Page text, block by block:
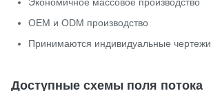
OEM и ODM производство
Принимаются индивидуальные чертежи
Доступные схемы поля потока